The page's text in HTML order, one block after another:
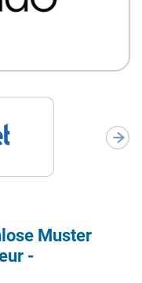
Muster
-